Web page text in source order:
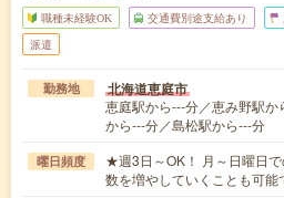
職種未経験OK 交通費別途支給あり
派遣
勤務地 北海道恵庭市
恵庭駅から---分／恵み野駅
から---分／島松駅から---分
曜日頻度
★週3日～OK！ 月～日曜日
数を増やしていくことも可能